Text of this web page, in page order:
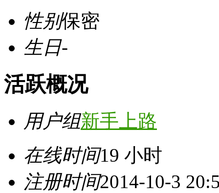
性别保密
生日-
活跃概况
用户组新手上路
在线时间19 小时
注册时间2014-10-3